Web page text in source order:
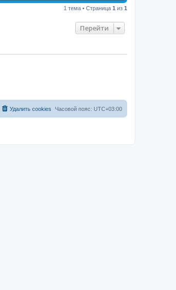
1 тема • Страница 1 из 1
Перейти
Часовой пояс: UTC+03:00
Удалить cookies